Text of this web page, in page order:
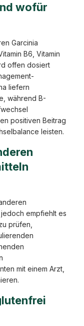
wofür
Garcinia
B6, Vitamin
offen dosiert
liefern
während B-
positiven Beitrag
leisten.
empfiehlt es
prüfen,
mit einem Arzt,